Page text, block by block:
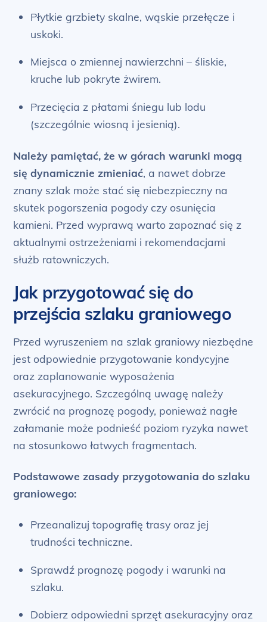
Płytkie grzbiety skalne, wąskie przełęcze i
uskoki.
Miejsca o zmiennej nawierzchni – śliskie,
kruche lub pokryte żwirem.
Przecięcia z płatami śniegu lub lodu
(szczególnie wiosną i jesienią).
Należy pamiętać, że w górach warunki mogą
się dynamicznie zmieniać, a nawet dobrze
znany szlak może stać się niebezpieczny na
skutek pogorszenia pogody czy osunięcia
kamieni. Przed wyprawą warto zapoznać się z
aktualnymi ostrzeżeniami i rekomendacjami
służb ratowniczych.
Jak przygotować się do
przejścia szlaku graniowego
Przed wyruszeniem na szlak graniowy niezbędne
jest odpowiednie przygotowanie kondycyjne
oraz zaplanowanie wyposażenia
asekuracyjnego. Szczególną uwagę należy
zwrócić na prognozę pogody, ponieważ nagłe
załamanie może podnieść poziom ryzyka nawet
na stosunkowo łatwych fragmentach.
Podstawowe zasady przygotowania do szlaku
graniowego:
Przeanalizuj topografię trasy oraz jej
trudności techniczne.
Sprawdź prognozę pogody i warunki na
szlaku.
Dobierz odpowiedni sprzęt asekuracyjny oraz